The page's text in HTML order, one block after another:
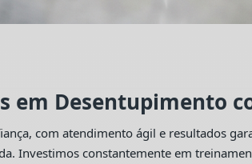
em Desentupimento
com atendimento ágil e resultados
Investimos constantemente em